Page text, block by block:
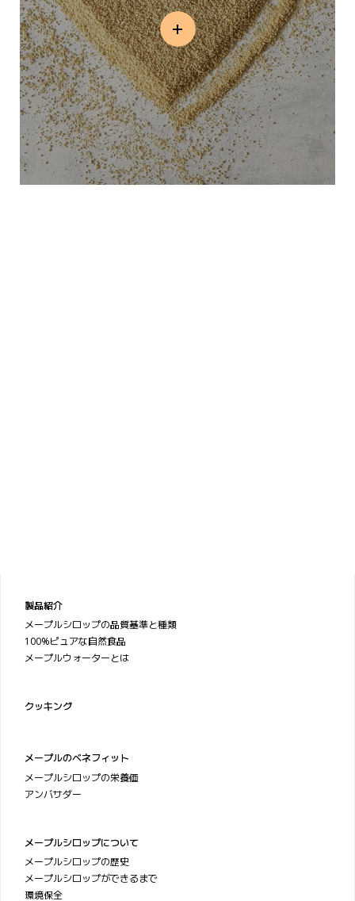
製品紹介
メープルシロップの品質基準と種類
100%ピュアな自然食品
メープルウォーターとは
クッキング
メープルのベネフィット
メープルシロップの栄養価
アンバサダー
メープルシロップについて
メープルシロップの歴史
メープルシロップができるまで
環境保全